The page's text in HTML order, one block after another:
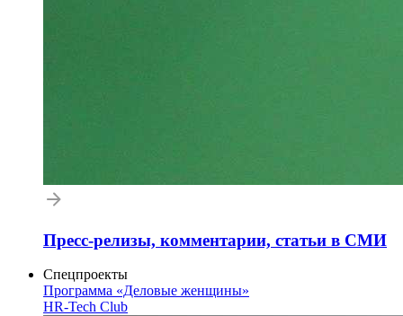
Пресс-релизы, комментарии, статьи в СМИ
Спецпроекты
Программа «Деловые женщины»
HR-Tech Club